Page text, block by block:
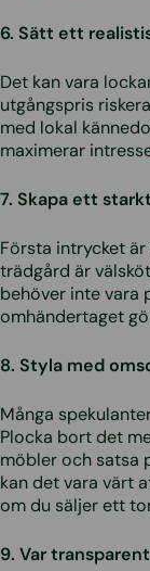
6. Sätt ett
Det kan vara
utgångspris
med lokal
maximerar
7. Skapa ett
Första intrycket
trädgård är
behöver inte vara
omhändertaget
8. Styla med
Många
Plocka bort det
möbler och satsa
kan det vara värt
om du säljer ett
9. Var transparent